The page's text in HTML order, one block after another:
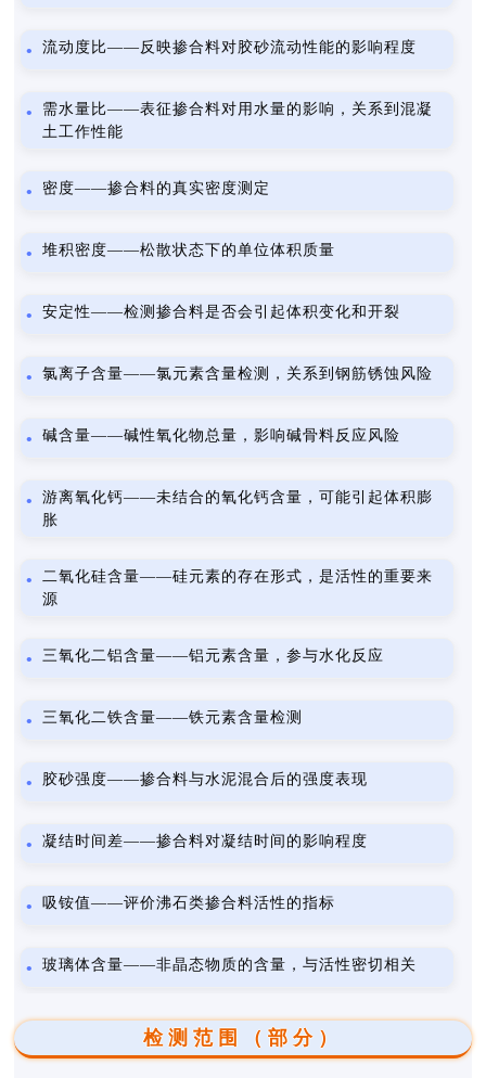
流动度比——反映掺合料对胶砂流动性能的影响程度
需水量比——表征掺合料对用水量的影响，关系到混凝
土工作性能
密度——掺合料的真实密度测定
堆积密度——松散状态下的单位体积质量
安定性——检测掺合料是否会引起体积变化和开裂
氯离子含量——氯元素含量检测，关系到钢筋锈蚀风险
碱含量——碱性氧化物总量，影响碱骨料反应风险
游离氧化钙——未结合的氧化钙含量，可能引起体积膨
胀
二氧化硅含量——硅元素的存在形式，是活性的重要来
源
三氧化二铝含量——铝元素含量，参与水化反应
三氧化二铁含量——铁元素含量检测
胶砂强度——掺合料与水泥混合后的强度表现
凝结时间差——掺合料对凝结时间的影响程度
吸铵值——评价沸石类掺合料活性的指标
玻璃体含量——非晶态物质的含量，与活性密切相关
检测范围（部分）